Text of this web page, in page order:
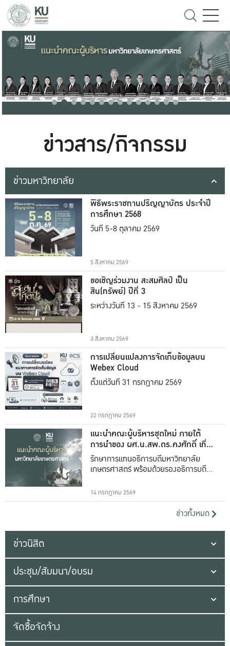
ข่าวสาร/กิจกรรม
ข่าวมหาวิทยาลัย
พิธีพระราชทานปริญญาบัตร ประจำปี
การศึกษา 2568
วันที่ 5-8 ตุลาคม 2569
5 สิงหาคม 2569
ขอเชิญร่วมงาน สะสมศิลป์ เป็น
สิน(ทรัพย์) ปีที่ 3
ระหว่างวันที่ 13 - 15 สิงหาคม 2569
3 สิงหาคม 2569
การเปลี่ยนแปลงการจัดเก็บข้อมูลบน
Webex Cloud
ตั้งแต่วันที่ 31 กรกฎาคม 2569
22 กรกฎาคม 2569
แนะนำคณะผู้บริหารชุดใหม่ ภายใต้
การนำของ ผศ.น.สพ.ดร.คงศักดิ์ เที่ยง
ธรรม
รักษาการแทนอธิการบดีมหาวิทยาลัย
เกษตรศาสตร์ พร้อมด้วยรองอธิการบดีทั้ง
14 กรกฎาคม 2569
ข่าวทั้งหมด
ข่าวนิสิต
ประชุม/สัมมนา/อบรม
การศึกษา
จัดซื้อจัดจ้าง